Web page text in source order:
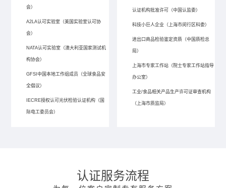
会）
A2LA认可实验室（美国实验室认可协
会）
NATA认可实验室（澳大利亚国家测试机
构协会）
GFSI中国本地工作组成员（全球食品安
全倡议）
IECRE授权认可光伏检验认证机构（国
际电工委员会）
认证机构批准许可（中国认监委）
科技小巨人企业（上海市闵行区科委）
进出口商品检验鉴定资质（中国质检总
局）
上海市专家工作站（院士专家工作站指导
办公室）
工业/食品相关产品生产许可证审查机构
（上海市质监局）
认证服务流程